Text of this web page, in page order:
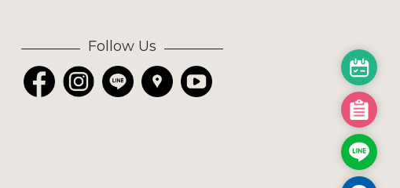
Follow Us
預
約
試
躺
床
墊
我
的
詢
價
Line